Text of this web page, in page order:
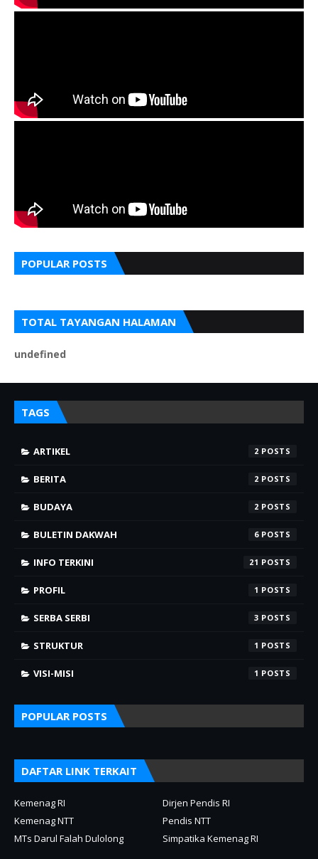
POPULAR POSTS
TOTAL TAYANGAN HALAMAN
undefned
TAGS
ARTIKEL 2
BERITA 2
BUDAYA 2
BULETIN DAKWAH 6
INFO TERKINI 21
PROFIL 1
SERBA SERBI 3
STRUKTUR 1
VISI-MISI 1
POPULAR POSTS
DAFTAR LINK TERKAIT
Kemenag RI
Dirjen Pendis RI
Kemenag NTT
Pendis NTT
MTs Darul Falah Dulolong
Simpatika Kemenag RI